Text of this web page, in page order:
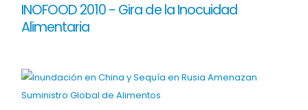
INOFOOD 2010 - Gira de la Inocuidad
Alimentaria